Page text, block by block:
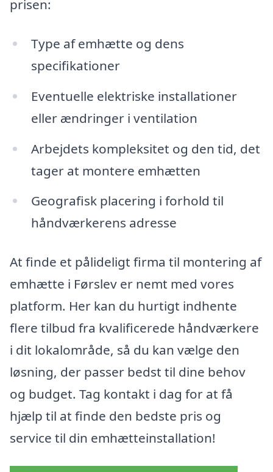
prisen:
Type af emhætte og dens
specifikationer
Eventuelle elektriske installationer
eller ændringer i ventilation
Arbejdets kompleksitet og den tid, det
tager at montere emhætten
Geografisk placering i forhold til
håndværkerens adresse
At finde et pålideligt firma til montering af
emhætte i Førslev er nemt med vores
platform. Her kan du hurtigt indhente
flere tilbud fra kvalificerede håndværkere
i dit lokalområde, så du kan vælge den
løsning, der passer bedst til dine behov
og budget. Tag kontakt i dag for at få
hjælp til at finde den bedste pris og
service til din emhætteinstallation!